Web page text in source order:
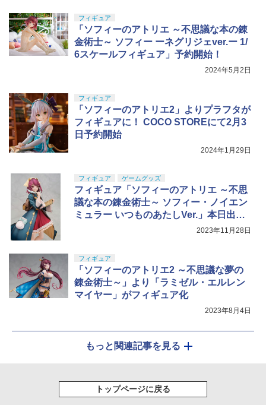
フィギュア
「ソフィーのアトリエ ～不思議な本の錬
金術士～ ソフィー ーネグリジェver.ー 1/
6スケールフィギュア」予約開始！
2024年5月2日
フィギュア
「ソフィーのアトリエ2」よりプラフタが
フィギュアに！ COCO STOREにて2月3
日予約開始
2024年1月29日
フィギュア ゲームグッズ
フィギュア「ソフィーのアトリエ ～不思
議な本の錬金術士～ ソフィー・ノイエン
ミュラー いつものあたしVer.」本日出荷
2023年11月28日
フィギュア
「ソフィーのアトリエ2 ～不思議な夢の
錬金術士～」より「ラミゼル・エルレン
マイヤー」がフィギュア化
2023年8月4日
もっと関連記事を見る
トップページに戻る